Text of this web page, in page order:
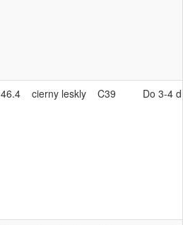
46.4 cierny leskly C39 Do 3-4